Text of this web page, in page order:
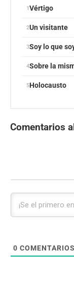
Vértigo
Un visitante
Soy lo que
Sobre la
Holocausto
Comentarios
0 COMENTARIOS